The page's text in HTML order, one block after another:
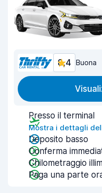
8,4 Buona
Presso il terminal
Mostra i dettagli
Deposito basso
Conferma
Chilometraggio
Paga una parte